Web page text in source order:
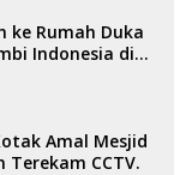
ke Rumah Duka
Indonesia di
Amal Mesjid
Terekam CCTV.